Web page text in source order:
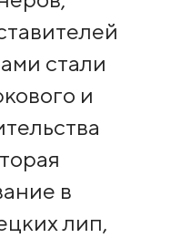
стали
и
в
лип,